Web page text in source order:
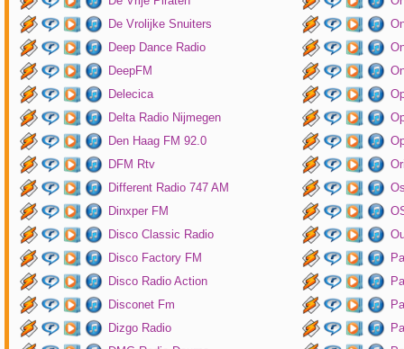
De Vrolijke Snuiters
Deep Dance Radio
DeepFM
Delecica
Delta Radio Nijmegen
Den Haag FM 92.0
DFM Rtv
Different Radio 747 AM
Dinxper FM
Disco Classic Radio
Disco Factory FM
Disco Radio Action
Disconet Fm
Dizgo Radio